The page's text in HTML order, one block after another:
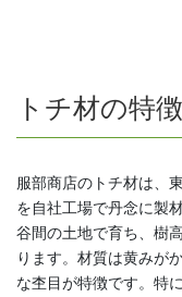
トチ材の特
服部商店のトチ材は、
を自社工場で丹念に製
谷間の土地で育ち、樹
ります。材質は黄みが
な杢目が特徴です。特